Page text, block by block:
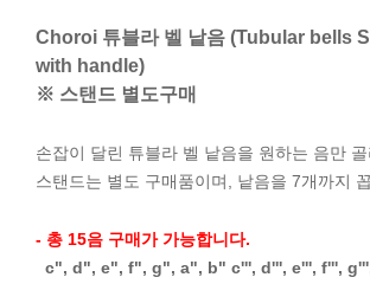
Choroi 튜블라 벨 낱음 (Tubular bells
with handle)
※ 스탠드 별도구매
손잡이 달린 튜블라 벨 낱음을 원하는 음만 골
스탠드는 별도 구매품이며, 낱음을 7개까지
- 총 15음 구매가 가능합니다.
c", d", e", f", g", a", b" c''', d''', e''', f''',